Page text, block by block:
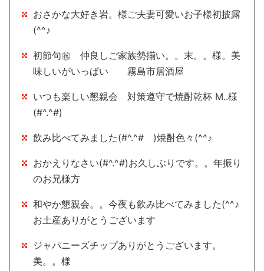
おさかな大好き岩。様ご夫妻可愛いお子様初披露
(^^♪
初節句㊗ 仲良しご家族勢揃い。。末。。様。美
味しいがいっぱい 霧島市居酒屋
いつも楽しい懇親会 対策遵守で焼酎乾杯 M..様
(#^.^#)
飲み比べてみました(#^.^# )焼酎色々(^^♪
おかえりなさい(#^.^#)お久しぶりです。。年振り
のお兄様方
和やか懇親会。。今夜も飲み比べてみました(^^♪
お土産ありがとうございます
ジャパニーズチップありがとうございます。
美。。様